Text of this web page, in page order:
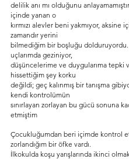
delilik anı mı olduğunu
içinde yanan o
kırmızı alevler beni yakmıyor, aksine
zamandır yerini
bilmediğim bir boşluğu dolduruyordu.
uçlarımda geziniyor,
düşüncelerime ve duygularıma tepki
hissettiğim şey korku
değildi; geç kalınmış bir tanışma
kendi kontrolümün
sınırlayan zorlayan bu gücü sonuna
etmiştim
Çocukluğumdan beri içimde kontrol
zorlandığım bir öfke vardı.
İlkokulda koşu yarışlarında ikinci